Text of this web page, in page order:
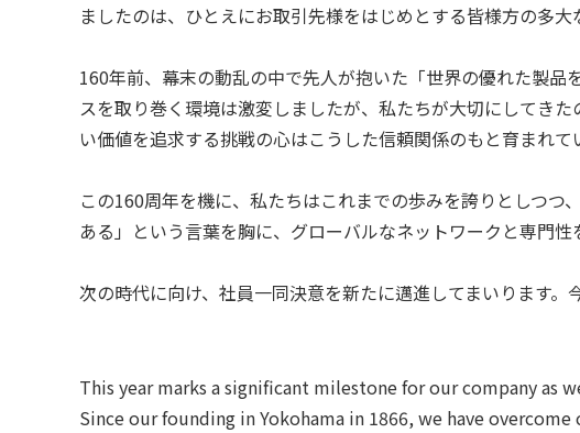
ましたのは、ひとえにお取引先様をはじめとする皆様方の多
160年前、幕末の動乱の中で先人が抱いた「世界の優れた製
スを取り巻く環境は激変しましたが、私たちが大切にしてき
い価値を追求する挑戦の心はこうした信頼関係のもと育まれて
この160周年を機に、私たちはこれまでの歩みを誇りとしつ
ある」という言葉を胸に、グローバルなネットワークと専門
次の時代に向け、社員一同決意を新たに邁進してまいります
This year marks a significant milestone for our company as
Since our founding in Yokohama in 1866, we have